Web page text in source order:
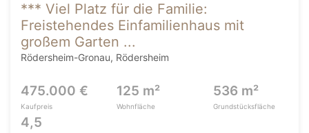
*** Viel Platz für die Familie:
Freistehendes Einfamilienhaus mit
großem Garten ...
Rödersheim-Gronau, Rödersheim
475.000 €
Kaufpreis
125 m²
Wohnfläche
536 m²
Grundstücksfläche
4,5